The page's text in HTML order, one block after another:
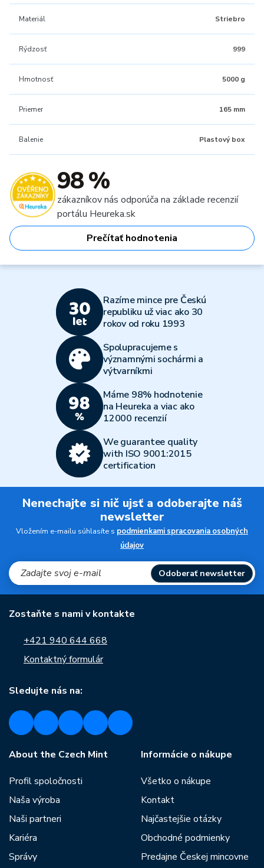
Materiál Striebro
Rýdzosť 999
Hmotnosť 5000 g
Priemer 165 mm
Balenie Plastový box
98 %
zákazníkov nás odporúča na základe recenzií
portálu Heureka.sk
Prečítať hodnotenia
Razíme mince pre Českú
republiku už viac ako 30
rokov od roku 1993
Spolupracujeme s
významnými sochármi a
výtvarníkmi
Máme 98% hodnotenie
na Heureka a viac ako
12000 recenzií
We guarantee quality
with ISO 9001:2015
certification
Nenechajte si nič ujsť a odoberajte náš
newsletter
Vložením e-mailu súhlasíte s podmienkami spracovania osobných
údajov
Odoberať newsletter
Zostaňte s nami v kontakte
+421 940 644 668
Kontaktný formulár
Sledujte nás na:
About the Czech Mint
Profil spoločnosti
Naša výroba
Naši partneri
Kariéra
Správy
Informácie o nákupe
Všetko o nákupe
Kontakt
Najčastejšie otázky
Obchodné podmienky
Predajne Českej mincovne